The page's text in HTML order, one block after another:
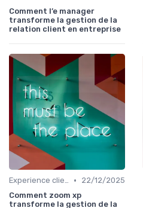
Comment l’e manager
transforme la gestion de la
relation client en entreprise
Experience client •
22/12/2025
Comment zoom xp
transforme la gestion de la